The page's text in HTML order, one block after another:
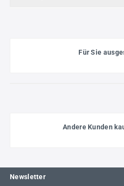
Für Sie
Andere Kunden
Newsletter